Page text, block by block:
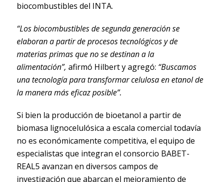
biocombustibles del INTA.
“Los biocombustibles de segunda generación se
elaboran a partir de procesos tecnológicos y de
materias primas que no se destinan a la
alimentación”, afirmó Hilbert y agregó: “Buscamos
una tecnología para transformar celulosa en etanol de
la manera más eficaz posible”.
Si bien la producción de bioetanol a partir de
biomasa lignocelulósica a escala comercial todavía
no es económicamente competitiva, el equipo de
especialistas que integran el consorcio BABET-
REAL5 avanzan en diversos campos de
investigación que abarcan el mejoramiento de